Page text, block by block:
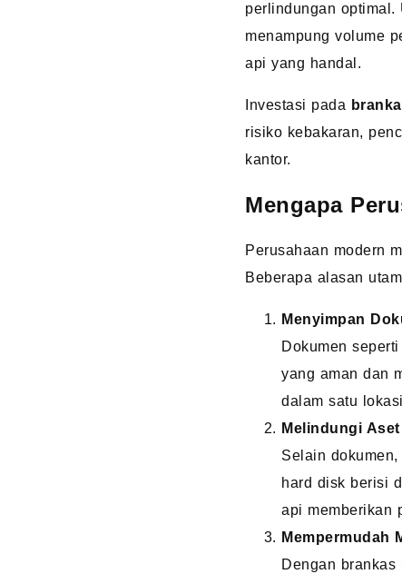
perlindungan optimal.
menampung volume
api yang handal.
Investasi pada
risiko kebakaran,
kantor.
Mengapa
Perusahaan modern
Beberapa alasan
Menyimpan
Dokumen
yang aman dan
dalam satu
Melindungi
Selain
hard disk berisi
api memberikan
Mempermudah
Dengan